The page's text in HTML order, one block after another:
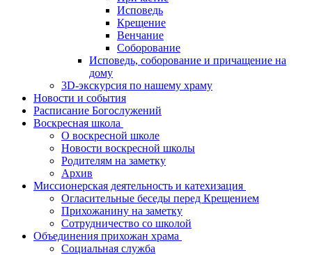
Исповедь
Крещение
Венчание
Соборование
Исповедь, соборование и причащение на
дому
3D-экскурсия по нашему храму
Новости и события
Расписание Богослужений
Воскресная школа
О воскресной школе
Новости воскресной школы
Родителям на заметку
Архив
Миссионерская деятельность и катехизация
Огласительные беседы перед Крещением
Прихожанину на заметку
Сотрудничество со школой
Объединения прихожан храма
Социальная служба